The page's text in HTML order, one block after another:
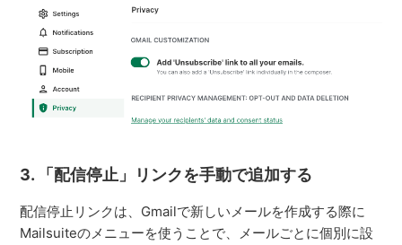
3. 「配信停止」リンクを手動で追加する
配信停止リンクは、Gmailで新しいメールを作成する際に
Mailsuiteのメニューを使うことで、メールごとに個別に設